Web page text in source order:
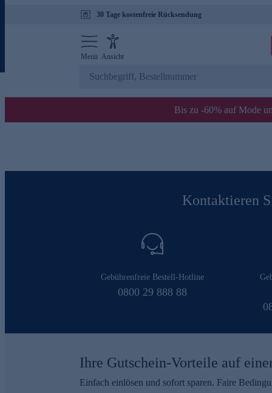
30 Tage kostenfreie Rücksendung
Menü Ansicht
Bis zu -60% auf Mode
Kontaktieren
Gebührenfreie Bestell-Hotline
0800 29 888 88
Ihre Gutschein-Vorteile auf
Einfach einlösen und sofort sparen. Faire